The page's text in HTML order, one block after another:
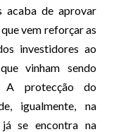
acaba de aprovar
vem reforçar as
investidores ao
vinham sendo
A protecção do
igualmente, na
se encontra na